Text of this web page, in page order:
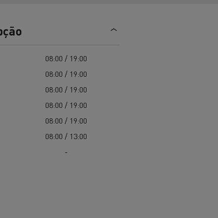
Smart Racer
os seus Camiões
08:00 / 19:00
08:00 / 19:00
08:00 / 19:00
08:00 / 19:00
08:00 / 19:00
08:00 / 13:00
-